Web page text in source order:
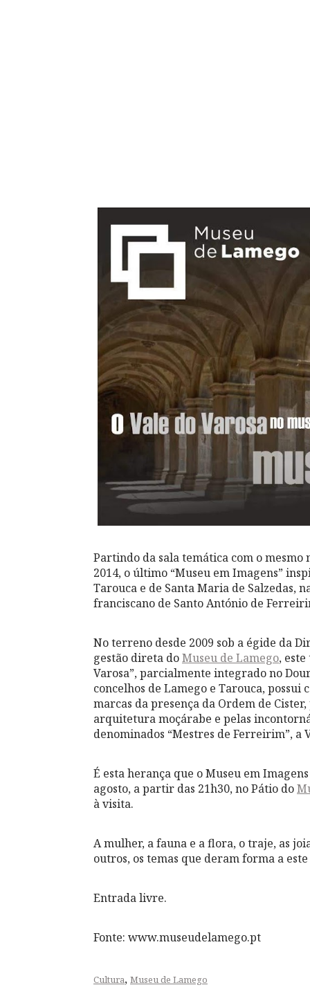
Partindo da sala temática com o
2014, o último “Museu em Imagens”
Tarouca e de Santa Maria de Salzedas,
franciscano de Santo António de
No terreno desde 2009 sob a égide da
gestão direta doMuseu de Lamego,
Varosa”, parcialmente integrado no
concelhos de Lamego e Tarouca,
marcas da presença da Ordem de
arquitetura moçárabe e pelas
denominados “Mestres de Ferreirim”, a
É esta herança que o Museu em
agosto, a partir das 21h30, no Pátio do
à visita.
A mulher, a fauna e a flora, o traje, as
outros, os temas que deram forma a
Entrada livre.
Fonte: www.museudelamego.pt
Cultura, Museu de Lamego